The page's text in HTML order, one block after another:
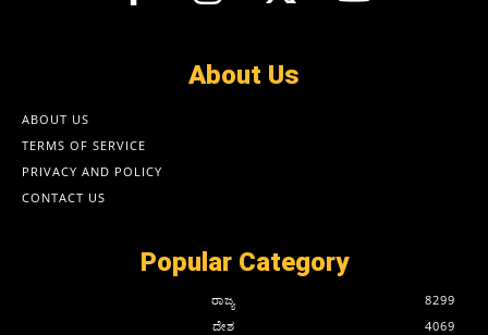
About Us
ABOUT US
TERMS OF SERVICE
PRIVACY AND POLICY
CONTACT US
Popular Category
ರಾಜ್ಯ
8299
ದೇಶ
4069